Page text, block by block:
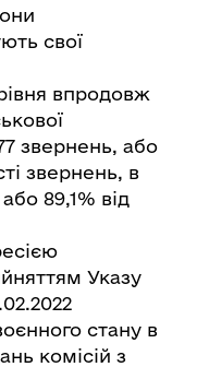
свої
впродовж
звернень, або
звернень, в
89,1% від
Указу
стану в
комісій з